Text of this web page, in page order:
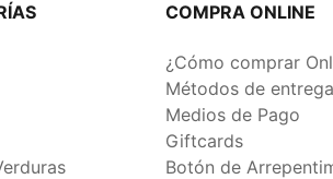
COMPRA ONLINE
¿Cómo comprar
Métodos de entrega
Medios de Pago
Giftcards
Botón de